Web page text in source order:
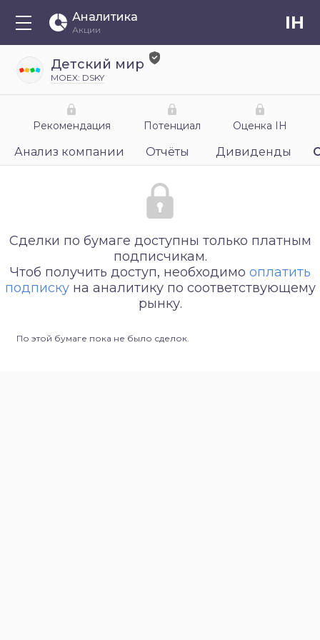
Аналитика
Акции IH
Детский мир
MOEX: DSKY
Рекомендация Потенциал Оценка IH
Анализ компании Отчёты Дивиденды
Сделки по бумаге доступны только платным
подписчикам.
Чтоб получить доступ, необходимо оплатить
подпискуна аналитику по соответствующему
рынку.
По этой бумаге пока не было сделок.